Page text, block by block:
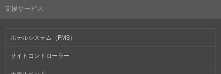
支援サービス
ホテルシステム（PMS）
サイトコントローラー